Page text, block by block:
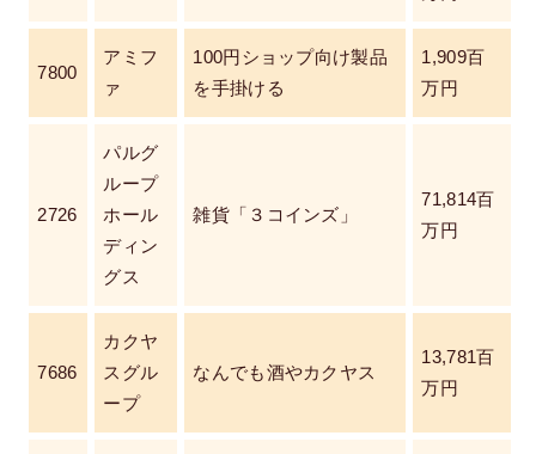
7800
アミフ
ァ
100円ショップ向け製品
を手掛ける
1,909百
万円
2726
パルグ
ループ
ホール
ディン
グス
雑貨「３コインズ」
71,814百
万円
7686
カクヤ
スグル
ープ
なんでも酒やカクヤス
13,781百
万円